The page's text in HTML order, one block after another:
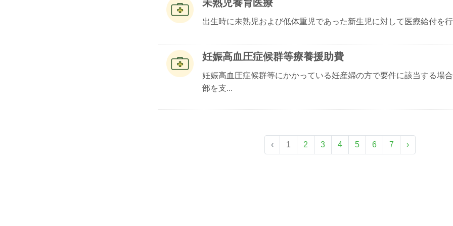
未熟児養育医療
出生時に未熟児および低体重児であった新生児に対して医療給付を
妊娠高血圧症候群等療養援助費
妊娠高血圧症候群等にかかっている妊産婦の方で要件に該当する場
部を支...
‹ 1 2 3 4 5 6 7 ›